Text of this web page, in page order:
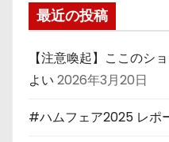
最近の投稿
【注意喚起】ここのシ
よい 2026年3月20日
#ハムフェア2025 レポ